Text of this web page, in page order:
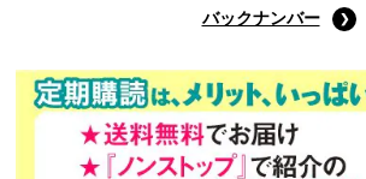
バックナンバー